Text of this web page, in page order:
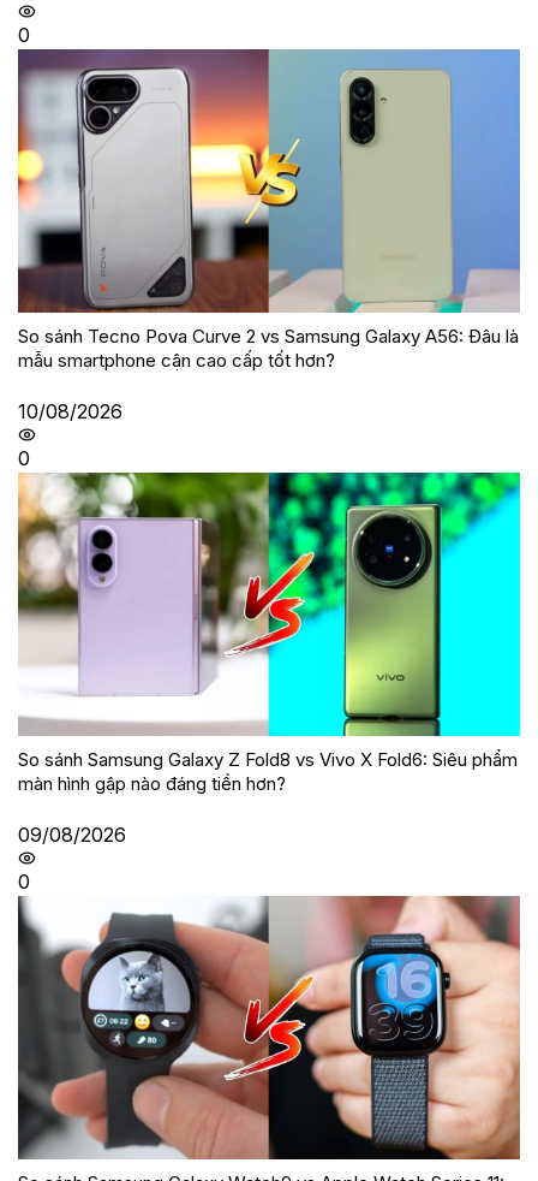
0
So sánh Tecno Pova Curve 2 vs Samsung Galaxy A56: Đâu là
mẫu smartphone cận cao cấp tốt hơn?
10/08/2026
0
So sánh Samsung Galaxy Z Fold8 vs Vivo X Fold6: Siêu phẩm
màn hình gập nào đáng tiền hơn?
09/08/2026
0